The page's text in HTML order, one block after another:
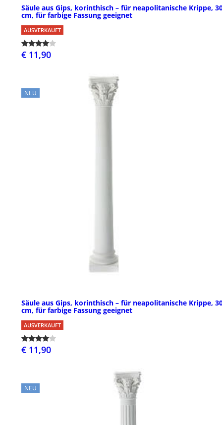
Säule aus Gips, korinthisch – für neapolitanische Krippe,
cm, für farbige Fassung geeignet
AUSVERKAUFT
€ 11,90
NEU
Säule aus Gips, korinthisch – für neapolitanische Krippe,
cm, für farbige Fassung geeignet
AUSVERKAUFT
€ 11,90
NEU